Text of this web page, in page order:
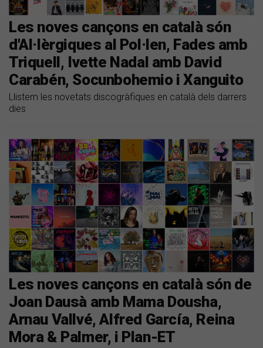
Les noves cançons en català són
d'Al·lèrgiques al Pol·len, Fades amb
Triquell, Ivette Nadal amb David
Carabén, Socunbohemio i Xanguito
Llistem les novetats discogràfiques en català dels darrers
dies
Les noves cançons en català són de
Joan Dausà amb Mama Dousha,
Arnau Vallvé, Alfred García, Reina
Mora & Palmer, i Plan-ET